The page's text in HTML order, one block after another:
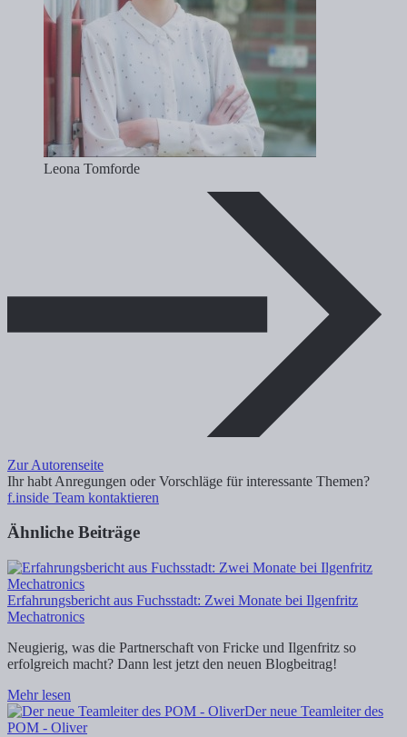
Leona Tomforde
Zur Autorenseite
Ihr habt Anregungen oder Vorschläge für interessante Themen?
f.inside Team kontaktieren
Ähnliche Beiträge
Erfahrungsbericht aus Fuchsstadt: Zwei Monate bei Ilgenfritz
Mechatronics
Neugierig, was die Partnerschaft von Fricke und Ilgenfritz so
erfolgreich macht? Dann lest jetzt den neuen Blogbeitrag!
Mehr lesen
Der neue Teamleiter des
POM - Oliver